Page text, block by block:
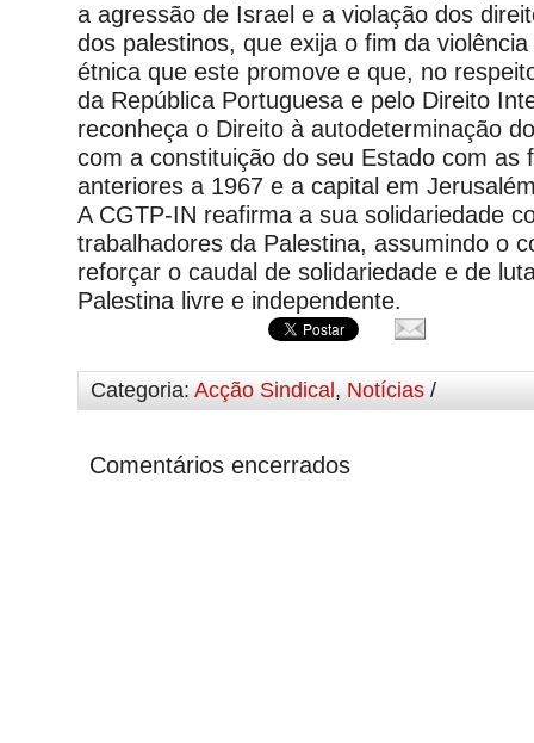
a agressão de Israel e a violação dos
dos palestinos, que exija o fim da
étnica que este promove e que, no
da República Portuguesa e pelo Direito
reconheça o Direito à autodeterminação
com a constituição do seu Estado com as
anteriores a 1967 e a capital em
A CGTP-IN reafirma a sua solidariedade
trabalhadores da Palestina, assumindo o
reforçar o caudal de solidariedade e de
Palestina livre e independente.
Categoria: Acção Sindical , Notícias /
Comentários encerrados